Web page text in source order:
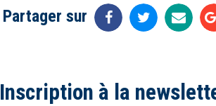
Partager sur
Inscription à la